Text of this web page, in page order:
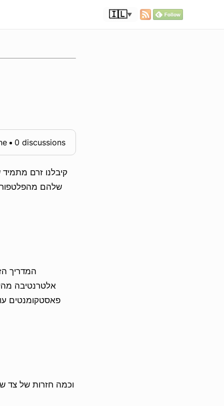
🇮🇱▼
0 discussions
קיבלנו זרם מתמיד
שלהם
המדריך
אלטרנטיבה
פאסטקומנטים